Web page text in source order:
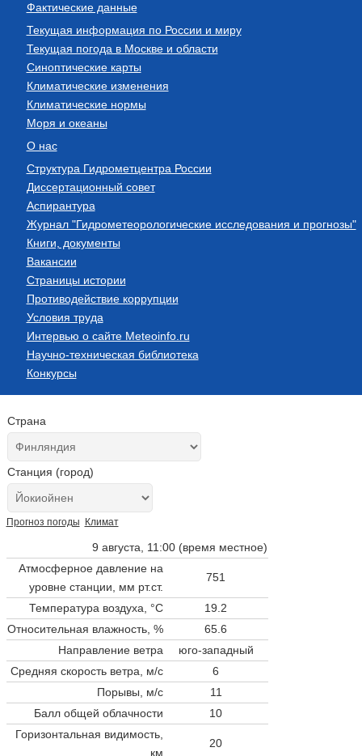
Фактические данные
Текущая информация по России и миру
Текущая погода в Москве и области
Синоптические карты
Климатические изменения
Климатические нормы
Моря и океаны
О нас
Структура Гидрометцентра России
Диссертационный совет
Аспирантура
Журнал "Гидрометеорологические исследования и прогнозы"
Книги, документы
Вакансии
Страницы истории
Противодействие коррупции
Условия труда
Интервью о сайте Meteoinfo.ru
Научно-техническая библиотека
Конкурсы
Страна
Станция (город)
Прогноз погоды Климат
9 августа, 11:00 (время местное)
Атмосферное давление на
уровне станции, мм рт.ст.
751
Температура воздуха, °C
19.2
Относительная влажность, %
65.6
Направление ветра
юго-западный
Средняя скорость ветра, м/с
6
Порывы, м/с
11
Балл общей облачности
10
Горизонтальная видимость,
км
20